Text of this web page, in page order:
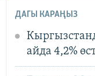
ДАГЫ КАРАҢЫЗ
айда 4,2%